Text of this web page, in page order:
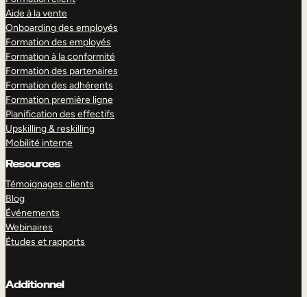
Aide à la vente
Onboarding des employés
Formation des employés
Formation à la conformité
Formation des partenaires
Formation des adhérents
Formation première ligne
Planification des effectifs
Upskilling & reskilling
Mobilité interne
Resources
Témoignages clients
Blog
Événements
Webinaires
Études et rapports
Additionnel